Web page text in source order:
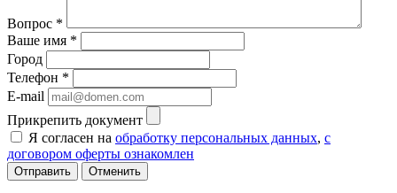
Вопрос *
Ваше имя *
Город
Телефон *
E-mail
Прикрепить документ
Я согласен на обработку персональных данных, с
договором оферты ознакомлен
Отменить